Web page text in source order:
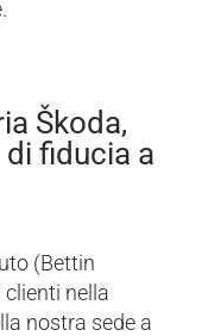
Škoda,
fiducia a
(Bettin
nella
nostra sede a